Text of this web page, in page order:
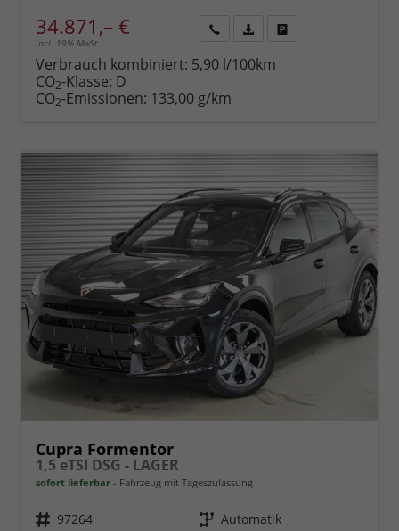
34.871,– €
incl. 19% MwSt.
anfordern
Datei,
Verbrauch kombiniert: 5,90 l/100km
CO2-Klasse: D
CO2-Emissionen: 133,00 g/km
Cupra Formentor
1,5 eTSI DSG - LAGER
sofort lieferbar Fahrzeug mit Tageszulassung
Fahrzeugnr. 97264 Getriebe Automatik